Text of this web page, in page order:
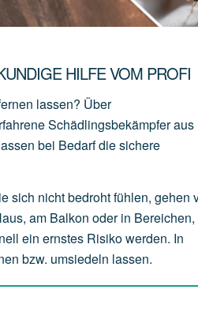
HILFE VOM PROFI
lassen? Über
Schädlingsbekämpfer aus
bei Bedarf die sichere
sich nicht bedroht fühlen, gehen
am Balkon oder in Bereichen,
ein ernstes Risiko werden. In
bzw. umsiedeln lassen.